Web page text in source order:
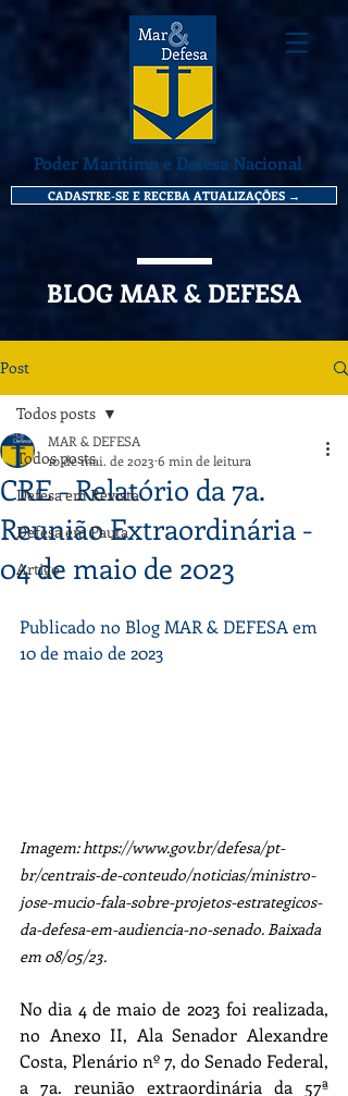
Poder Marítimo e Defesa Nacional
CADASTRE-SE E RECEBA ATUALIZAÇÕES →
BLOG MAR & DEFESA
Post
Todos posts
Defesa em Revista
Defesa em Pauta
Artigo
Todos posts
CRE - Relatório da 7a.
Reunião Extraordinária -
04 de maio de 2023
MAR & DEFESA
10 de mai. de 2023 6 min de leitura
Publicado no Blog MAR & DEFESA em
10 de maio de 2023
Imagem: https://www.gov.br/defesa/pt-
br/centrais-de-conteudo/noticias/ministro-
jose-mucio-fala-sobre-projetos-estrategicos-
da-defesa-em-audiencia-no-senado. Baixada
em 08/05/23.
No dia 4 de maio de 2023 foi realizada,
no Anexo II, Ala Senador Alexandre
Costa, Plenário nº 7, do Senado Federal,
a 7a. reunião extraordinária da 57ª